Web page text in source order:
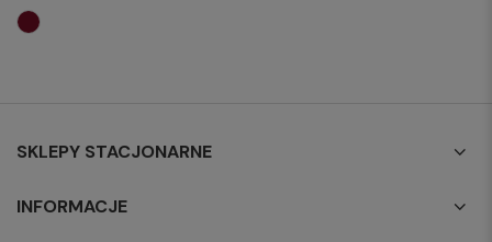
SKLEPY STACJONARNE
INFORMACJE